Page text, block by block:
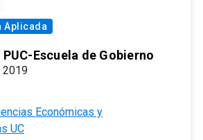
Aplicada
Escuela de Gobierno
2019
Económicas y
UC